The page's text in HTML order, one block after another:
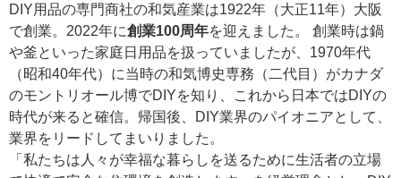
DIY用品の専門商社の和気産業は1922年（大正11年）大阪
で創業。2022年に創業100周年を迎えました。 創業時は鍋
や釜といった家庭日用品を扱っていましたが、1970年代
（昭和40年代）に当時の和気博史専務（二代目）がカナダ
のモントリオール博でDIYを知り、これから日本ではDIYの
時代が来ると確信。帰国後、DIY業界のパイオニアとして、
業界をリードしてまいりました。
「私たちは人々が幸福な暮らしを送るために生活者の立場